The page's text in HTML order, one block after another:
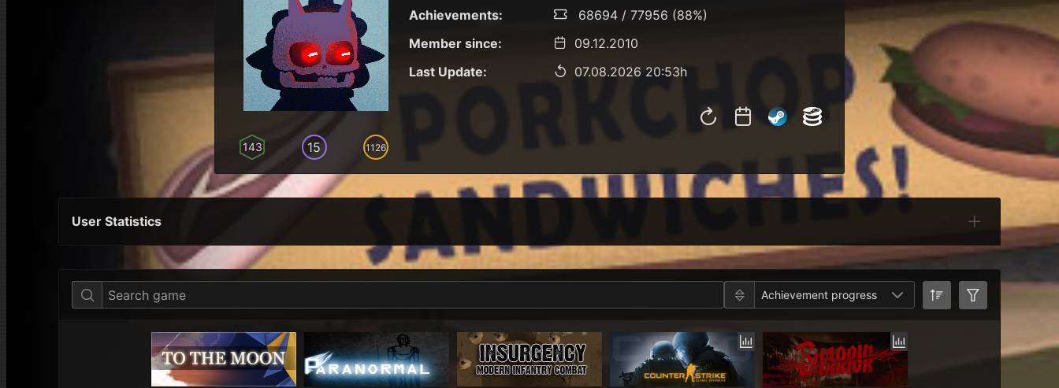
143 15 1126
Achievements:
68694 / 77956 (88%)
Member since:
09.12.2010
Last Update:
07.08.2026 20:53h
User Statistics
Per Year Last Year Last Month Per Month Per Weekday Per Hour Genres Categories
Achievement progress